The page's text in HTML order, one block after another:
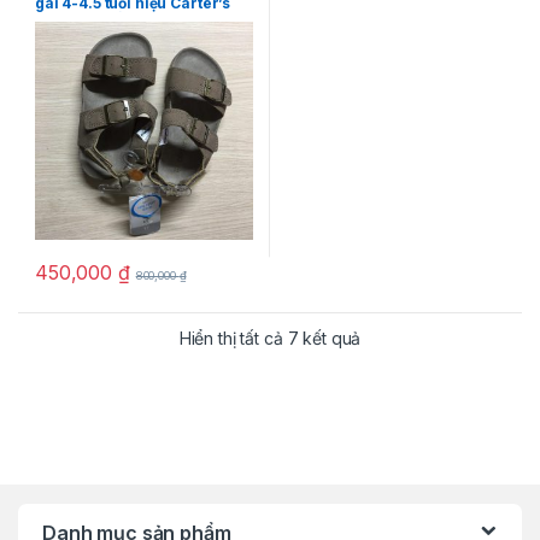
màu nâu đất size ( US) 11
chính hãng
450,000 ₫ 800,000₫
Hiển thị tất cả 7 kết quả
Danh mục sản phẩm